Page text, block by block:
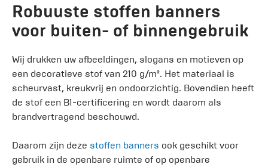
Robuuste stoffen banners
voor buiten- of binnengebruik
Wij drukken uw afbeeldingen, slogans en motieven op
een decoratieve stof van 210 g/m². Het materiaal is
scheurvast, kreukvrij en ondoorzichtig. Bovendien heeft
de stof een B1-certificering en wordt daarom als
brandvertragend beschouwd.
Daarom zijn deze stoffen banners ook geschikt voor
gebruik in de openbare ruimte of op openbare